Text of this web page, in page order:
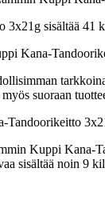
sisältää 41
Kana-
suoraan
Kuppi Kana-
sisältää noin 9